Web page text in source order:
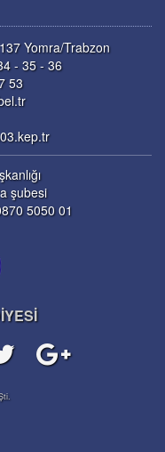
Yomra/Trabzon
- 35 - 36
53
şubesi
5050 01